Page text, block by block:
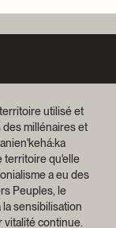
utilisé et
millénaires et
territoire qu'elle
a eu des
Peuples, le
sensibilisation
vitalité continue.